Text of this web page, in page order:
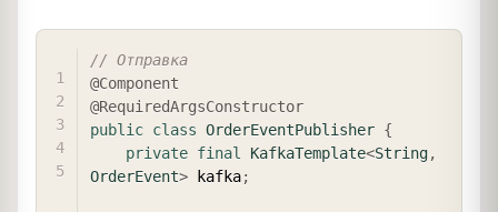
// Отправка
@Component
@RequiredArgsConstructor
public class OrderEventPublisher {
private final KafkaTemplate<String,
OrderEvent> kafka;